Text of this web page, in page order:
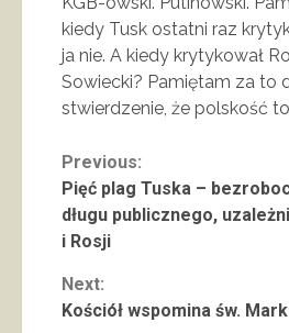
kiedy Tusk ostatni raz
ja nie. A kiedy krytykował
Sowiecki? Pamiętam za to
stwierdzenie, że polskość
Continue
Reading
Previous:
Pięć plag Tuska –
długu publicznego,
i Rosji
Next:
Kościół wspomina św.